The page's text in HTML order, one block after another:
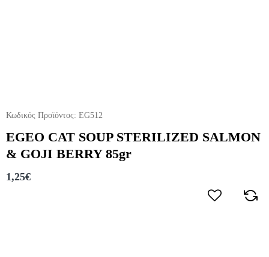
Κωδικός Προϊόντος: EG512
EGEO CAT SOUP STERILIZED SALMON
& GOJI BERRY 85gr
1,25€